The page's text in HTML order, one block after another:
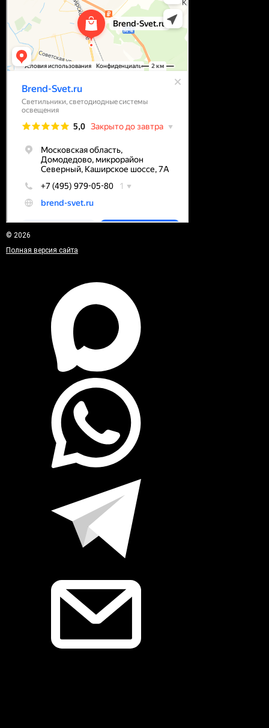
© 2026
Полная версия сайта